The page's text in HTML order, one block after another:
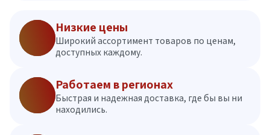
Низкие цены
Широкий ассортимент товаров по ценам,
доступных каждому.
Работаем в регионах
Быстрая и надежная доставка, где бы вы ни
находились.